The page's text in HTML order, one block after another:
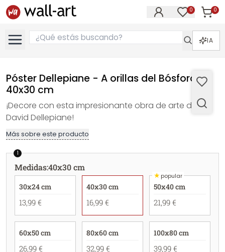
0 0
IA
Póster Dellepiane - A orillas del Bósforo -
40x30 cm
¡Decore con esta impresionante obra de arte de
David Dellepiane!
Más sobre este producto
1
Medidas:40x30 cm
30x24 cm
13,99 €
40x30 cm
16,99 €
★popular
50x40 cm
21,99 €
60x50 cm
26,99 €
80x60 cm
32,99 €
100x80 cm
39,99 €